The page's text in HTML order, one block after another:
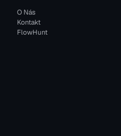
O Nás
Kontakt
FlowHunt